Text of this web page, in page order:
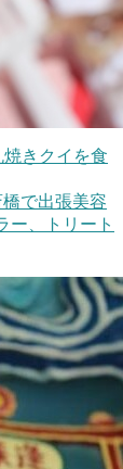
きクイを食
橋で出張美容
ー、トリート